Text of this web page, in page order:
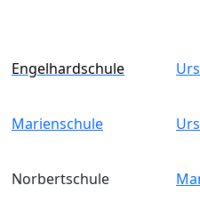
Engelhardschule
Marienschule
Norbertschule